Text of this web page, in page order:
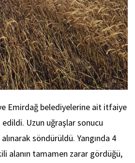
Emirdağ belediyelerine ait itfaiye
Uzun uğraşlar sonucu
söndürüldü. Yangında 4
alanın tamamen zarar gördüğü,